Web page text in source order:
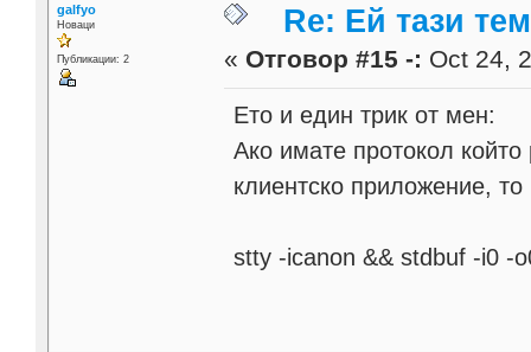
galfyo
Новаци
Публикации: 2
Re: Ей тази
« Отговор #15 -: Oct 24,
Ето и един трик от мен:
Ако имате протокол
клиентско приложение,
stty -icanon && stdbuf -i0 -